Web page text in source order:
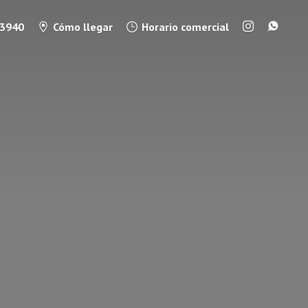
Cómo llegar Horario comercial